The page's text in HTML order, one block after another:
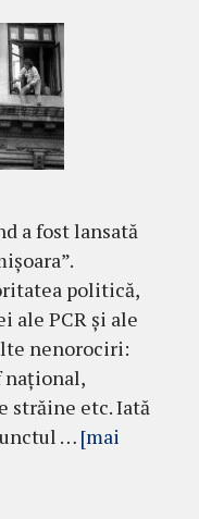
a fost lansată
politică,
ale PCR și ale
nenorociri:
național,
străine etc. Iată
… [mai